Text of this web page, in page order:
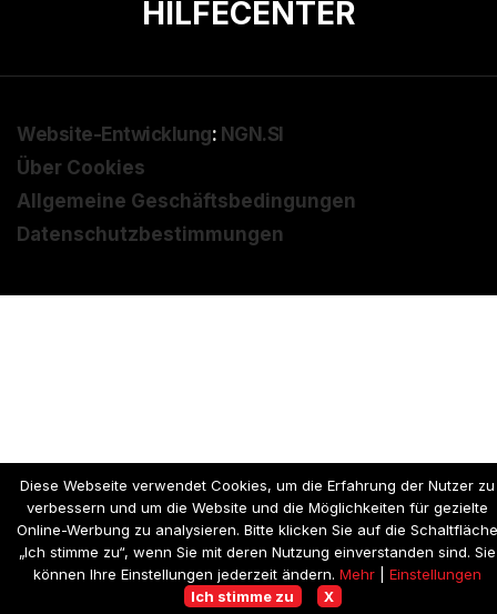
HILFECENTER
Website-Entwicklung: NGN.SI
Über Cookies
Allgemeine Geschäftsbedingungen
Datenschutzbestimmungen
Diese Webseite verwendet Cookies, um die Erfahrung der Nutzer zu
verbessern und um die Website und die Möglichkeiten für gezielte
Online-Werbung zu analysieren. Bitte klicken Sie auf die Schaltfläche
„Ich stimme zu“, wenn Sie mit deren Nutzung einverstanden sind. Sie
können Ihre Einstellungen jederzeit ändern. Mehr| Einstellungen
Ich stimme zu
X